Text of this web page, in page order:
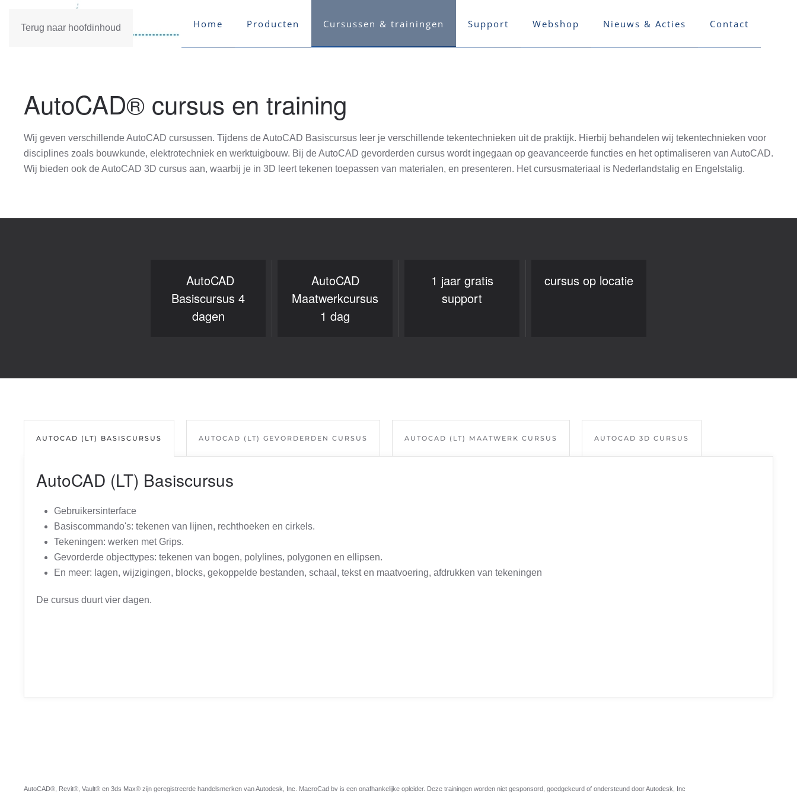
Terug naar hoofdinhoud Home Producten Cursussen & trainingen Support Webshop Nieuws & Acties Contact
AutoCAD® cursus en training
Wij geven verschillende AutoCAD cursussen. Tijdens de AutoCAD Basiscursus leer je verschillende tekentechnieken uit de praktijk. Hierbij behandelen wij tekentechnieken voor
disciplines zoals bouwkunde, elektrotechniek en werktuigbouw. Bij de AutoCAD gevorderden cursus wordt ingegaan op geavanceerde functies en het optimaliseren van AutoCAD.
Wij bieden ook de AutoCAD 3D cursus aan, waarbij je in 3D leert tekenen toepassen van materialen, en presenteren. Het cursusmateriaal is Nederlandstalig en Engelstalig.
AutoCAD
Basiscursus 4
dagen
AutoCAD
Maatwerkcursus
1 dag
1 jaar gratis
support
cursus op locatie
AUTOCAD (LT) BASISCURSUS AUTOCAD (LT) GEVORDERDEN CURSUS AUTOCAD (LT) MAATWERK CURSUS AUTOCAD 3D CURSUS
AutoCAD (LT) Basiscursus
Gebruikersinterface
Basiscommando's: tekenen van lijnen, rechthoeken en cirkels.
Tekeningen: werken met Grips.
Gevorderde objecttypes: tekenen van bogen, polylines, polygonen en ellipsen.
En meer: lagen, wijzigingen, blocks, gekoppelde bestanden, schaal, tekst en maatvoering, afdrukken van tekeningen
De cursus duurt vier dagen.
AutoCAD®, Revit®, Vault® en 3ds Max® zijn geregistreerde handelsmerken van Autodesk, Inc. MacroCad bv is een onafhankelijke opleider. Deze trainingen worden niet gesponsord, goedgekeurd of ondersteund door Autodesk, Inc